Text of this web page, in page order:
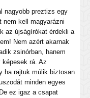
nagyobb preztizs egy
kell magyarázni
az újságírókat érdekli a
Nem azért akarnak
zsinórban, hanem
képesek rá. Az
ha rajtuk múlik biztosan
minden egyes
ez igaz a csapat